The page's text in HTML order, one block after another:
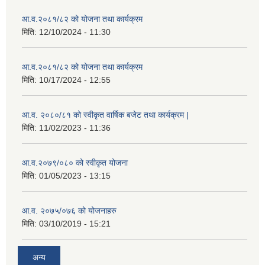
आ.व.२०८१/८२ को योजना तथा कार्यक्रम
मिति: 12/10/2024 - 11:30
आ.व.२०८१/८२ को योजना तथा कार्यक्रम
मिति: 10/17/2024 - 12:55
आ.व. २०८०/८१ को स्वीकृत वार्षिक बजेट तथा कार्यक्रम |
मिति: 11/02/2023 - 11:36
आ.व.२०७९/०८० को स्वीकृत योजना
मिति: 01/05/2023 - 13:15
आ.व. २०७५/०७६ को योजनाहरु
मिति: 03/10/2019 - 15:21
अन्य